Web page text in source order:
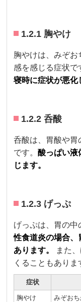
1.2.1 胸やけ
胸やけは、みぞ
感を感じる症状で
寝時に症状が悪化
1.2.2 呑酸
呑酸は、胃酸や胃
です。酸っぱい液
じます。
1.2.3 げっぷ
げっぷは、胃の
性食道炎の場合、
あります。
また
くることもありま
症状
胸やけ みぞお